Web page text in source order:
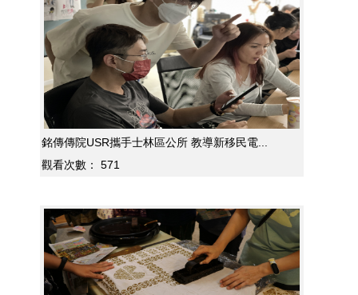
銘傳傳院USR攜手士林區公所 教導新移民電...
觀看次數：
571